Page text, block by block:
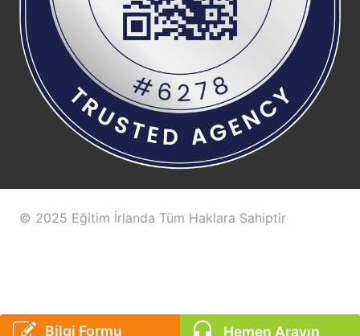
© 2025 Eğitim İrlanda Tüm Haklara Sahiptir
Bilgi Formu Hemen Arayın